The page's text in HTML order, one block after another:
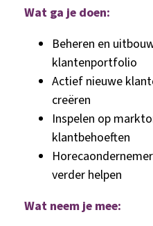
Wat ga je doen:
Beheren en
klantenportfolio
Actief nieuwe
creëren
Inspelen op
klantbehoeften
verder helpen
Wat neem je mee: